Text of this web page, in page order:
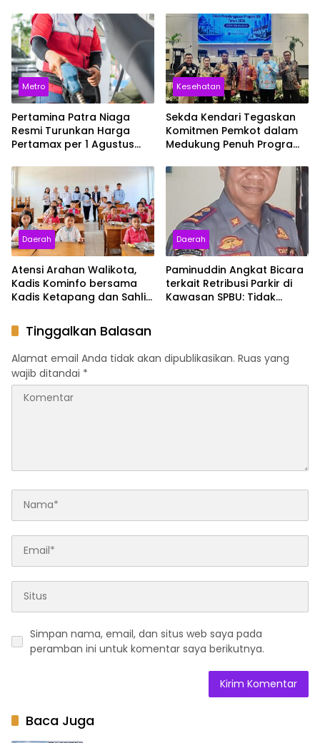
Metro
Pertamina Patra Niaga
Resmi Turunkan Harga
Pertamax per 1 Agustus
Sekarang
Kesehatan
Sekda Kendari Tegaskan
Komitmen Pemkot dalam
Medukung Penuh Program
Daerah
Atensi Arahan Walikota,
Kadis Kominfo bersama
Kadis Ketapang dan Sahli
Langsung Program MBG di
Sekolah: Pastikan Berjalan
Optimal
Daerah
Paminuddin Angkat Bicara
terkait Retribusi Parkir di
Kawasan SPBU: Tidak
Tinggalkan Balasan
Alamat email Anda tidak akan dipublikasikan. Ruas yang
wajib ditandai *
Simpan nama, email, dan situs web saya pada
peramban ini untuk komentar saya berikutnya.
Baca Juga